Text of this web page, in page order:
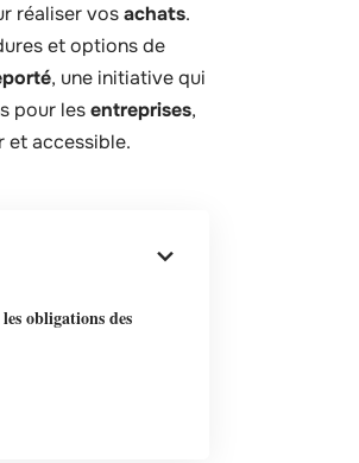
réaliser vosachats.
et options de
, une initiative qui
pour lesentreprises,
et accessible.
obligations des